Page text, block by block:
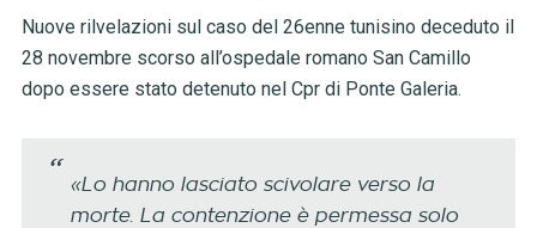
Nuove rilvelazioni sul caso del 26enne tunisino deceduto il
28 novembre scorso all’ospedale romano San Camillo
dopo essere stato detenuto nel Cpr di Ponte Galeria.
«Lo hanno lasciato scivolare verso la
morte. La contenzione è permessa solo